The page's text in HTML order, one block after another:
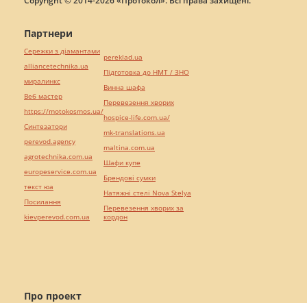
Про проект
Партнери
Сережки з діамантами
alliancetechnika.ua
миралинкс
Веб мастер
https://motokosmos.ua/
Синтезатори
perevod.agency
agrotechnika.com.ua
europeservice.com.ua
текст юа
Посилання
kievperevod.com.ua
pereklad.ua
Підготовка до НМТ / ЗНО
Винна шафа
Перевезення хворих
hospice-life.com.ua/
mk-translations.ua
maltina.com.ua
Шафи купе
Брендові сумки
Натяжні стелі Nova Stelya
Перевезення хворих за
кордон